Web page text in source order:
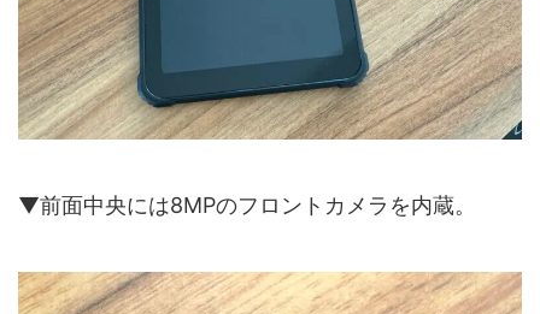
▼前面中央には8MPのフロントカメラを内蔵。